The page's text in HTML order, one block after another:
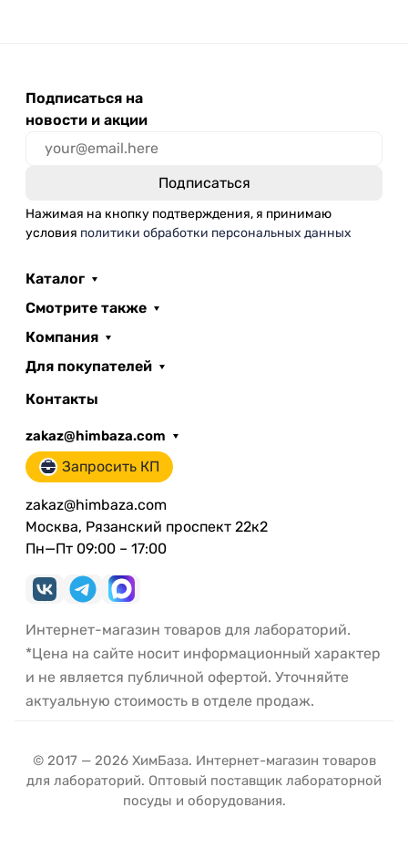
Подписаться на
новости и акции
Нажимая на кнопку подтверждения, я принимаю
условия политики обработки персональных данных
Каталог
Смотрите также
Компания
Для покупателей
Контакты
zakaz@himbaza.com
Запросить КП
zakaz@himbaza.com
Москва, Рязанский проспект 22к2
Пн—Пт 09:00 – 17:00
Интернет-магазин товаров для лабораторий.
*Цена на сайте носит информационный характер
и не является публичной офертой. Уточняйте
актуальную стоимость в отделе продаж.
© 2017 — 2026 ХимБаза. Интернет-магазин товаров
для лабораторий. Оптовый поставщик лабораторной
посуды и оборудования.